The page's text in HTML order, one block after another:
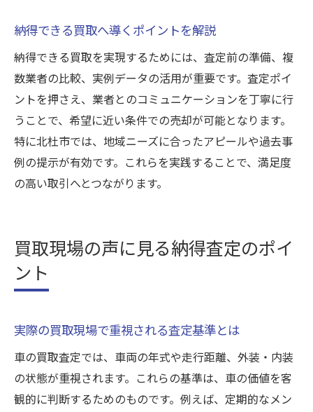
納得できる買取へ導くポイントを解説
納得できる買取を実現するためには、査定前の準備、複
数業者の比較、実例データの活用が重要です。査定ポイ
ントを押さえ、業者とのコミュニケーションを丁寧に行
うことで、希望に近い条件での売却が可能となります。
特に北杜市では、地域ニーズに合ったアピールや過去事
例の提示が有効です。これらを実践することで、満足度
の高い取引へとつながります。
買取現場の声に見る納得査定のポイ
ント
実際の買取現場で重視される査定基準とは
車の買取査定では、車両の年式や走行距離、外装・内装
の状態が重視されます。これらの基準は、車の価値を客
観的に判断するためのものです。例えば、定期的なメン